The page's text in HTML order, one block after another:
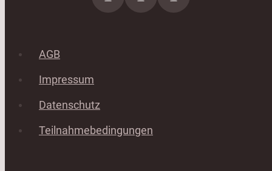
AGB
Impressum
Datenschutz
Teilnahmebedingungen